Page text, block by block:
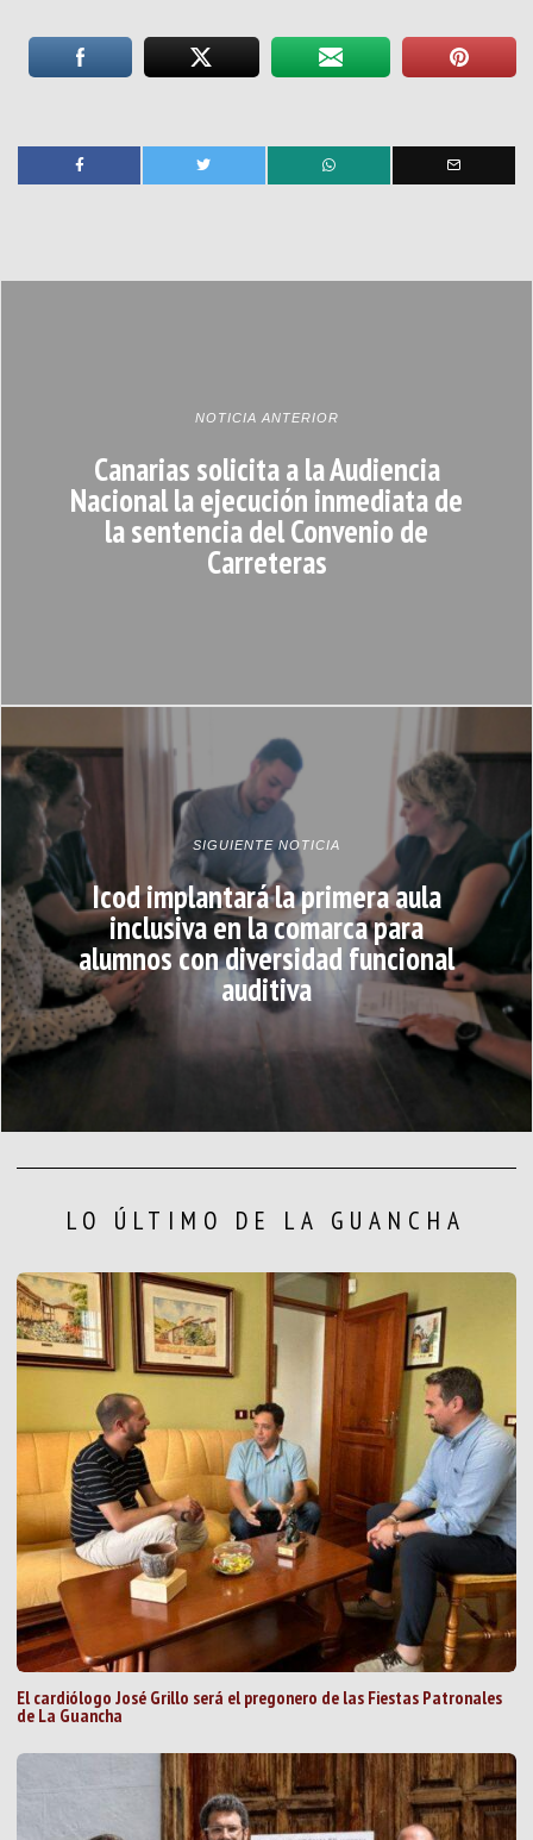
NOTICIA ANTERIOR
Canarias solicita a la Audiencia
Nacional la ejecución inmediata de
la sentencia del Convenio de
Carreteras
SIGUIENTE NOTICIA
Icod implantará la primera aula
inclusiva en la comarca para
alumnos con diversidad funcional
auditiva
LO ÚLTIMO DE LA GUANCHA
El cardiólogo José Grillo será el pregonero de las Fiestas Patronales
de La Guancha